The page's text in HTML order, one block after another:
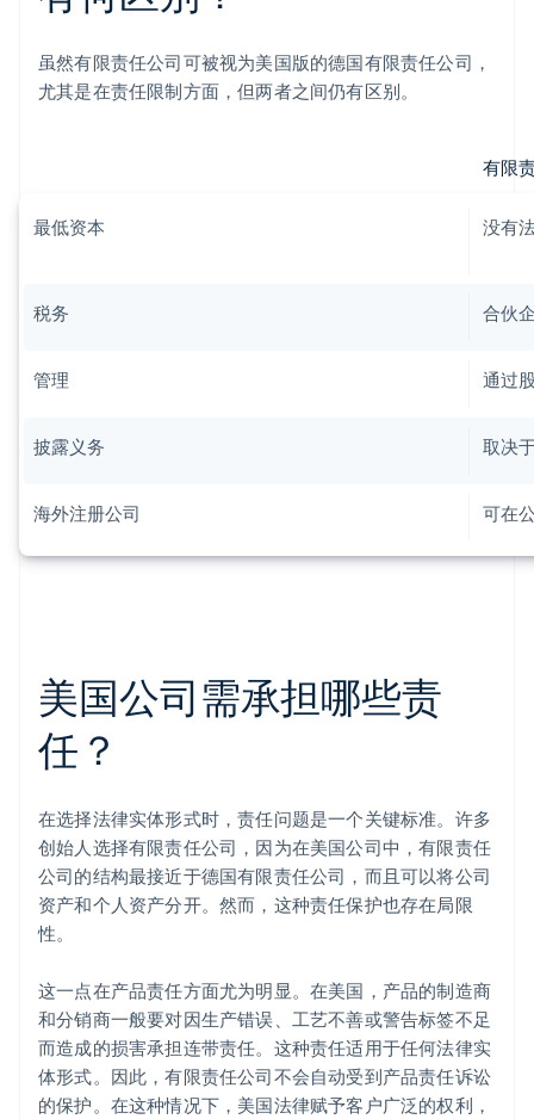
虽然有限责任公司可被视为美国版的德国有限责任公司，
尤其是在责任限制方面，但两者之间仍有区别。
有限
最低资本 没有
税务 合伙
管理 通过
披露义务 取决
海外注册公司 可在
美国公司需承担哪些责
任？
在选择法律实体形式时，责任问题是一个关键标准。许多
创始人选择有限责任公司，因为在美国公司中，有限责任
公司的结构最接近于德国有限责任公司，而且可以将公司
资产和个人资产分开。然而，这种责任保护也存在局限
性。
这一点在产品责任方面尤为明显。在美国，产品的制造商
和分销商一般要对因生产错误、工艺不善或警告标签不足
而造成的损害承担连带责任。这种责任适用于任何法律实
体形式。因此，有限责任公司不会自动受到产品责任诉讼
的保护。在这种情况下，美国法律赋予客户广泛的权利，